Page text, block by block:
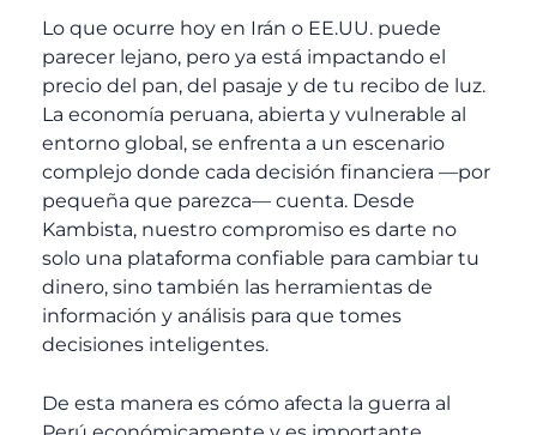
Lo que ocurre hoy en Irán o EE.UU. puede
parecer lejano, pero ya está impactando el
precio del pan, del pasaje y de tu recibo de luz.
La economía peruana, abierta y vulnerable al
entorno global, se enfrenta a un escenario
complejo donde cada decisión financiera —por
pequeña que parezca— cuenta. Desde
Kambista, nuestro compromiso es darte no
solo una plataforma confiable para cambiar tu
dinero, sino también las herramientas de
información y análisis para que tomes
decisiones inteligentes.
De esta manera es cómo afecta la guerra al